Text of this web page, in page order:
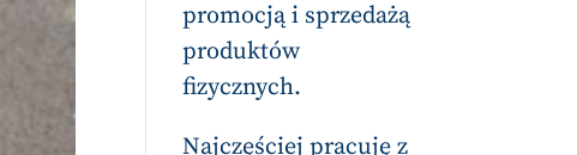
promocją i sprzedażą
produktów
fizycznych.
Najczęściej pracuję z